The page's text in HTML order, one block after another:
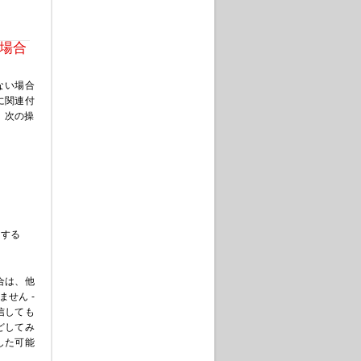
合
い場合
関連付
次の操
る
は、他
せん -
しても
してみ
た可能